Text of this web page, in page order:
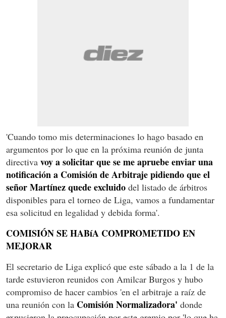
'Cuando tomo mis determinaciones lo hago basado en
argumentos por lo que en la próxima reunión de junta
directiva voy a solicitar que se me apruebe enviar una
notificación a Comisión de Arbitraje pidiendo que el
señor Martínez quede excluido del listado de árbitros
disponibles para el torneo de Liga, vamos a fundamentar
esa solicitud en legalidad y debida forma'.
COMISIÓN SE HABíA COMPROMETIDO EN
MEJORAR
El secretario de Liga explicó que este sábado a la 1 de la
tarde estuvieron reunidos con Amilcar Burgos y hubo
compromiso de hacer cambios 'en el arbitraje a raíz de
una reunión con la Comisión Normalizadora' donde